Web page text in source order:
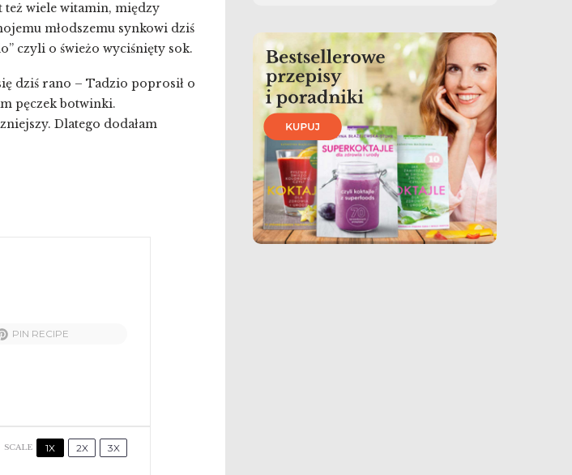
też wiele witamin, między
młodszemu synkowi dziś
czyli o świeżo wyciśnięty sok.
dziś rano – Tadzio poprosił o
pęczek botwinki.
Dlatego dodałam
PIN RECIPE
SCALE 1X 2X 3X